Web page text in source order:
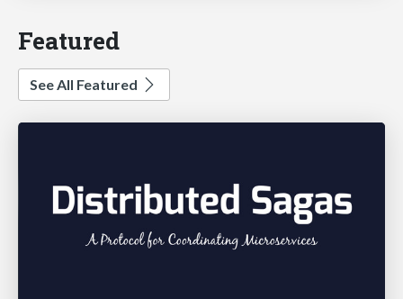
Featured
See All Featured